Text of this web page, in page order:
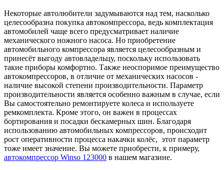
Некоторые автолюбители задумываются над тем, насколько
целесообразна покупка автокомпрессора, ведь комплектация
автомобилей чаще всего предусматривает наличие
механического ножного насоса. Но приобретение
автомобильного компрессора является целесообразным и
принесёт выгоду автовладельцу, поскольку использовать
такие приборы комфортно. Также неоспоримое преимущество
автокомпрессоров, в отличие от механических насосов -
наличие высокой степени производительности. Параметр
производительности является особенно важным в случае, если
Вы самостоятельно ремонтируете колеса и используете
ремкомплекта. Кроме этого, он важен в процессах
бортирования и посадки бескамерных шин. Благодаря
использованию автомобильных компрессоров, происходит
рост оперативности процесса накачки колёс, этот параметр
тоже имеет значение. Вы можете приобрести, к примеру,
автокомпрессор Winso 123000 в нашем магазине.